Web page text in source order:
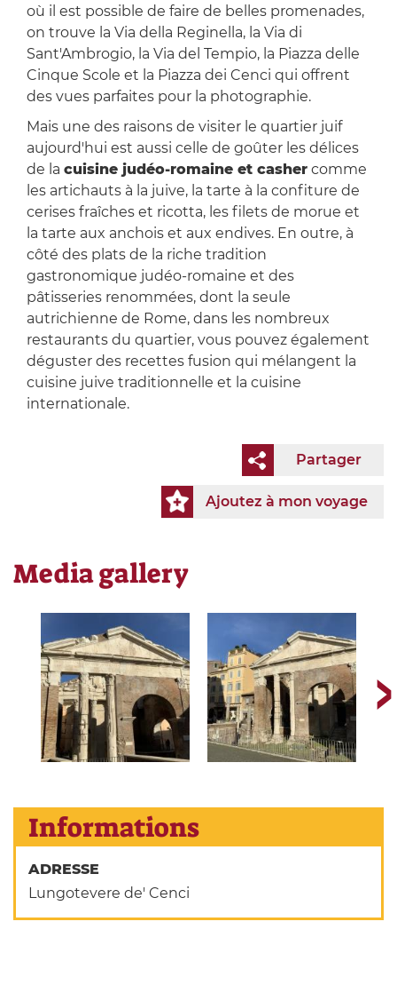
où il est possible de faire de belles promenades,
on trouve la Via della Reginella, la Via di
Sant'Ambrogio, la Via del Tempio, la Piazza delle
Cinque Scole et la Piazza dei Cenci qui offrent
des vues parfaites pour la photographie.
Mais une des raisons de visiter le quartier juif
aujourd'hui est aussi celle de goûter les délices
de la cuisine judéo-romaine et cashercomme
les artichauts à la juive, la tarte à la confiture de
cerises fraîches et ricotta, les filets de morue et
la tarte aux anchois et aux endives. En outre, à
côté des plats de la riche tradition
gastronomique judéo-romaine et des
pâtisseries renommées, dont la seule
autrichienne de Rome, dans les nombreux
restaurants du quartier, vous pouvez également
déguster des recettes fusion qui mélangent la
cuisine juive traditionnelle et la cuisine
internationale.
Partager
Ajoutez à mon voyage
Media gallery
Informations
ADRESSE
Lungotevere de' Cenci